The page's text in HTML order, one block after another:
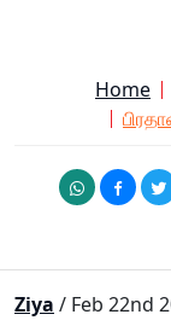
Home
Ziya / Feb 22nd